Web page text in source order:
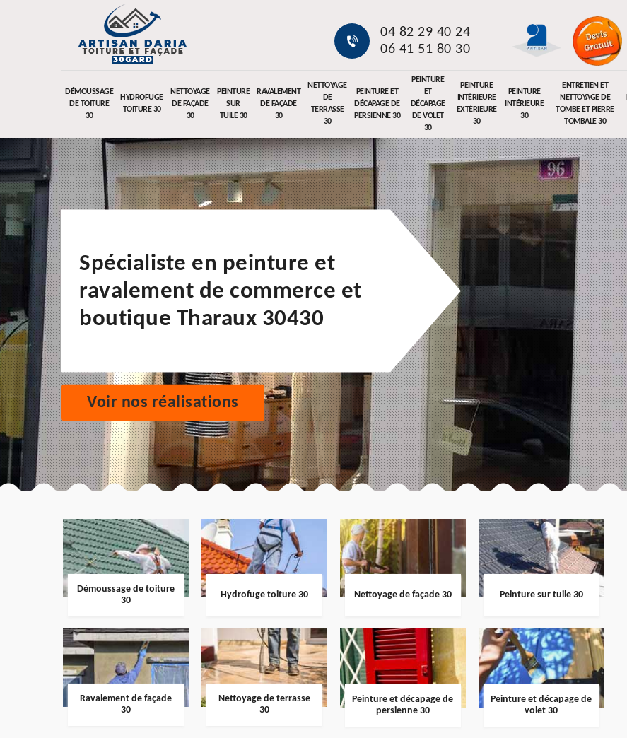
04 82 29 40 24
06 41 51 80 30
DÉMOUSSAGE
DE TOITURE
30
HYDROFUGE
TOITURE 30
NETTOYAGE
DE FAÇADE
30
PEINTURE
SUR
TUILE 30
RAVALEMENT
DE FAÇADE
30
NETTOYAGE
DE
TERRASSE
30
PEINTURE ET
DÉCAPAGE DE
PERSIENNE 30
PEINTURE
ET
DÉCAPAGE
DE VOLET
30
PEINTURE
INTÉRIEURE
EXTÉRIEURE
30
PEINTURE
INTÉRIEURE
30
ENTRETIEN ET
NETTOYAGE DE
TOMBE ET PIERRE
TOMBALE 30
Spécialiste en peinture et
ravalement de commerce et
boutique Tharaux 30430
Voir nos réalisations
Démoussage de toiture
30
Hydrofuge toiture 30 Nettoyage de façade 30 Peinture sur tuile 30
Ravalement de façade
30
Nettoyage de terrasse
30
Peinture et décapage de
persienne 30
Peinture et décapage de
volet 30